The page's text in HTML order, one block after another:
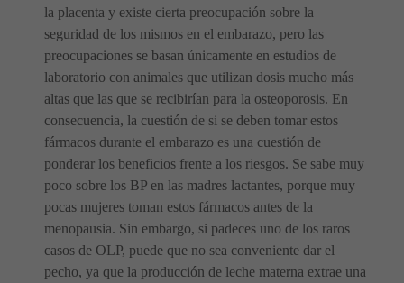
la placenta y existe cierta preocupación sobre la
seguridad de los mismos en el embarazo, pero las
preocupaciones se basan únicamente en estudios de
laboratorio con animales que utilizan dosis mucho más
altas que las que se recibirían para la osteoporosis. En
consecuencia, la cuestión de si se deben tomar estos
fármacos durante el embarazo es una cuestión de
ponderar los beneficios frente a los riesgos. Se sabe muy
poco sobre los BP en las madres lactantes, porque muy
pocas mujeres toman estos fármacos antes de la
menopausia. Sin embargo, si padeces uno de los raros
casos de OLP, puede que no sea conveniente dar el
pecho, ya que la producción de leche materna extrae una